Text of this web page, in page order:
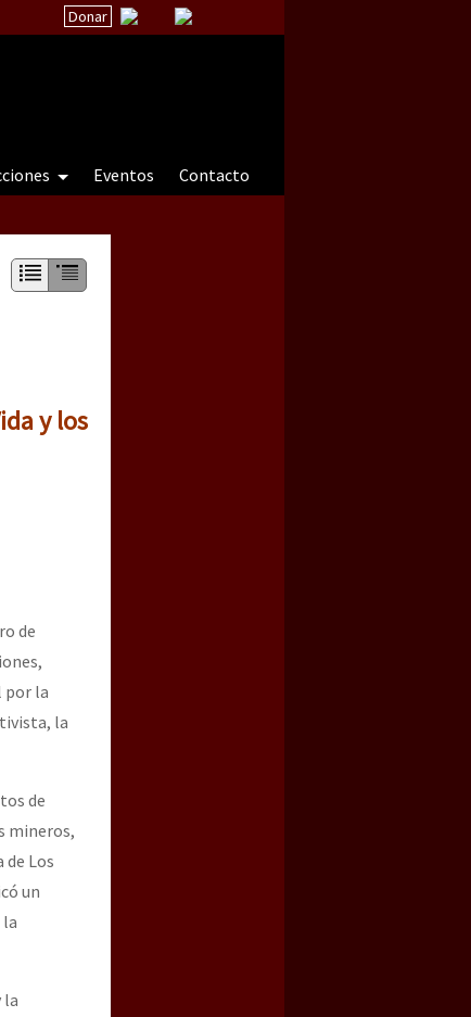
Donar
Eventos
Contacto
contra el CIPOG-EZ
y los
de
por la
la
de
mineros,
Los
un
la